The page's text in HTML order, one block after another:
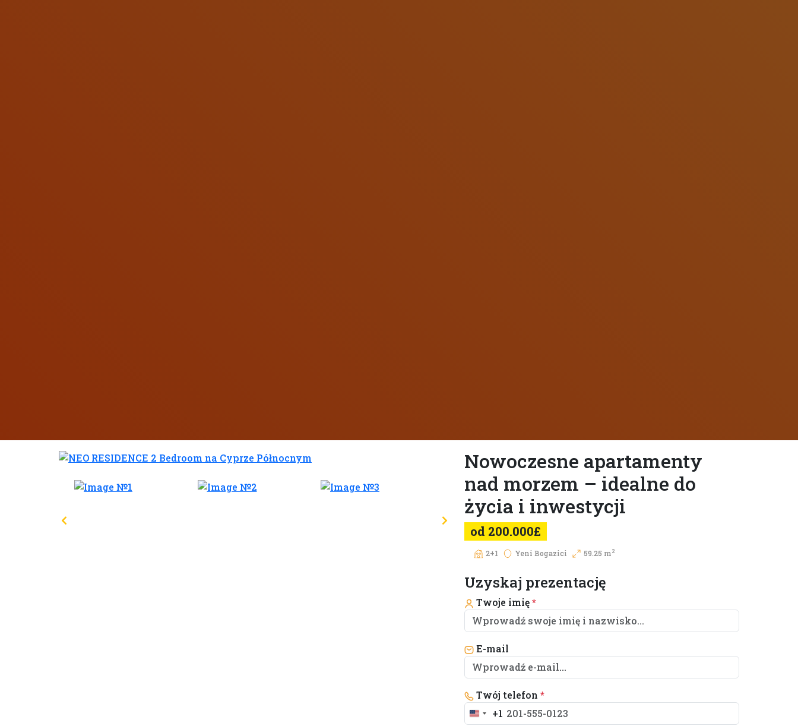
Nowoczesne apartamenty
nad morzem – idealne do
życia i inwestycji
od 200.000£
2+1 Yeni Bogazici 59.25 m2
Uzyskaj prezentację
Twoje imię*
E-mail
Twój telefon *
United
+1